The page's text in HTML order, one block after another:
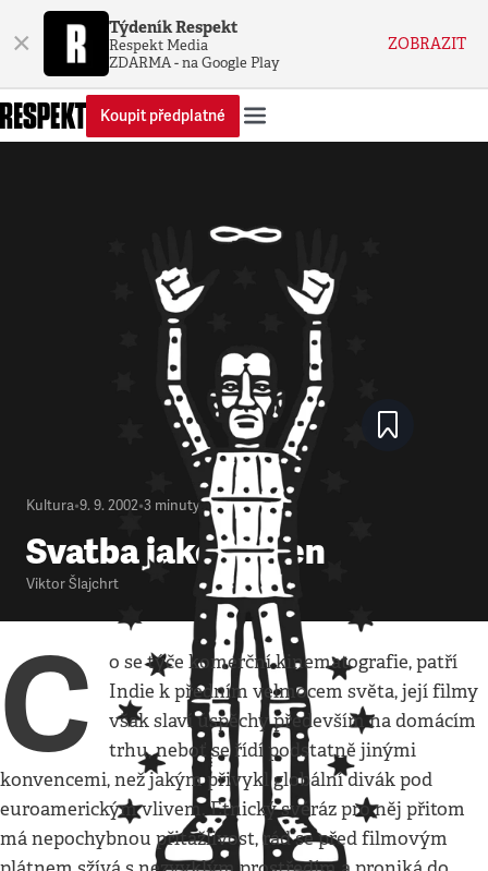
× Týdeník Respekt
Respekt Media
ZDARMA - na Google Play
ZOBRAZIT
Koupit předplatné
Kultura•9. 9. 2002•3 minuty
Svatba jako řemen
Viktor Šlajchrt
C
o se týče komerční kinematografie, patří
Indie k předním velmocem světa, její filmy
však slaví úspěchy především na domácím
trhu, neboť se řídí podstatně jinými
konvencemi, než jakým přivykl globální divák pod
euroamerickým vlivem. Etnický svéráz pro něj přitom
má nepochybnou přitažlivost, rád se před filmovým